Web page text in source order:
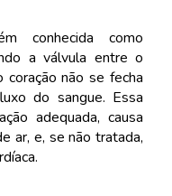
conhecida como
a válvula entre o
não se fecha
do sangue. Essa
adequada, causa
ar, e, se não tratada,